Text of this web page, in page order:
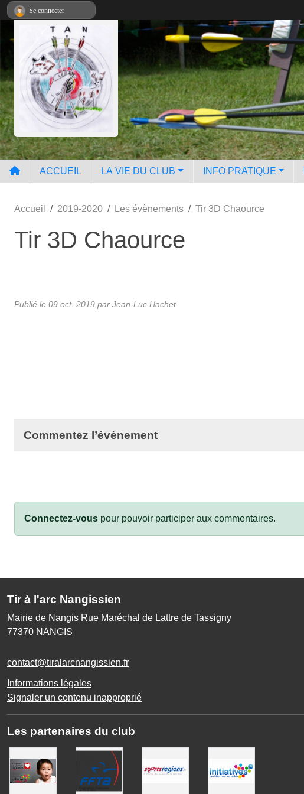
ACCUEIL LA VIE DU CLUB INFO PRATIQUE
Accueil 2019-2020 Les évènements Tir 3D Chaource
Tir 3D Chaource
Publié le 09 oct. 2019 par Jean-Luc Hachet
Commentez l’évènement
Connectez-vous pour pouvoir participer aux commentaires.
Tir à l'arc Nangissien
Mairie de Nangis Rue Maréchal de Lattre de Tassigny
77370 NANGIS
contact@tiralarcnangissien.fr
Informations légales
Signaler un contenu inapproprié
Les partenaires du club
Se connecter
Panneau de gestion des cookies